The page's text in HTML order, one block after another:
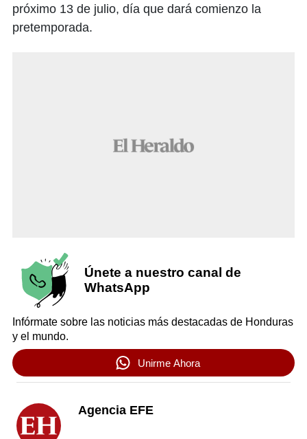
próximo 13 de julio, día que dará comienzo la
pretemporada.
Únete a nuestro canal de
WhatsApp
Infórmate sobre las noticias más destacadas de Honduras
y el mundo.
Unirme Ahora
Agencia EFE